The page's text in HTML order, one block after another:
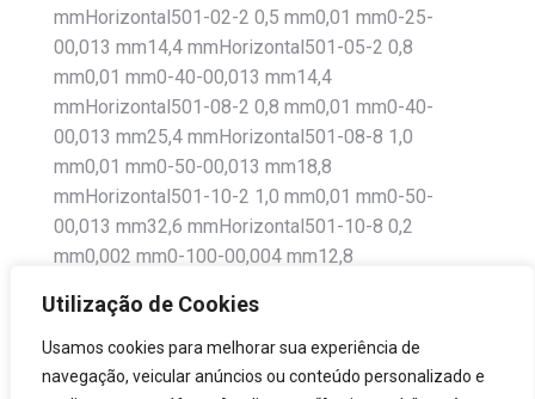
Utilização de Cookies
Usamos cookies para melhorar sua experiência de
navegação, veicular anúncios ou conteúdo personalizado e
mmHorizontal501-02-2 0,5 mm0,01 mm0-25-
00,013 mm14,4 mmHorizontal501-05-2 0,8
mm0,01 mm0-40-00,013 mm14,4
mmHorizontal501-08-2 0,8 mm0,01 mm0-40-
00,013 mm25,4 mmHorizontal501-08-8 1,0
mm0,01 mm0-50-00,013 mm18,8
mmHorizontal501-10-2 1,0 mm0,01 mm0-50-
00,013 mm32,6 mmHorizontal501-10-8 0,2
mm0,002 mm0-100-00,004 mm12,8
mm14,4 mmVertical501-05-4…